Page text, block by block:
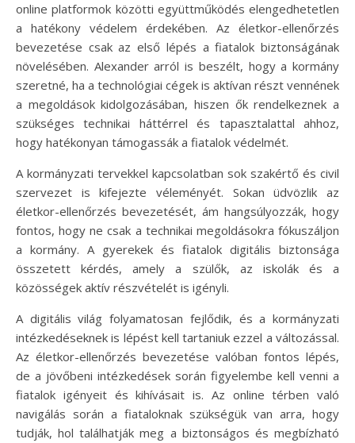
online platformok közötti együttműködés elengedhetetlen
a hatékony védelem érdekében. Az életkor-ellenőrzés
bevezetése csak az első lépés a fiatalok biztonságának
növelésében. Alexander arról is beszélt, hogy a kormány
szeretné, ha a technológiai cégek is aktívan részt vennének
a megoldások kidolgozásában, hiszen ők rendelkeznek a
szükséges technikai háttérrel és tapasztalattal ahhoz,
hogy hatékonyan támogassák a fiatalok védelmét.
A kormányzati tervekkel kapcsolatban sok szakértő és civil
szervezet is kifejezte véleményét. Sokan üdvözlik az
életkor-ellenőrzés bevezetését, ám hangsúlyozzák, hogy
fontos, hogy ne csak a technikai megoldásokra fókuszáljon
a kormány. A gyerekek és fiatalok digitális biztonsága
összetett kérdés, amely a szülők, az iskolák és a
közösségek aktív részvételét is igényli.
A digitális világ folyamatosan fejlődik, és a kormányzati
intézkedéseknek is lépést kell tartaniuk ezzel a változással.
Az életkor-ellenőrzés bevezetése valóban fontos lépés,
de a jövőbeni intézkedések során figyelembe kell venni a
fiatalok igényeit és kihívásait is. Az online térben való
navigálás során a fiataloknak szükségük van arra, hogy
tudják, hol találhatják meg a biztonságos és megbízható